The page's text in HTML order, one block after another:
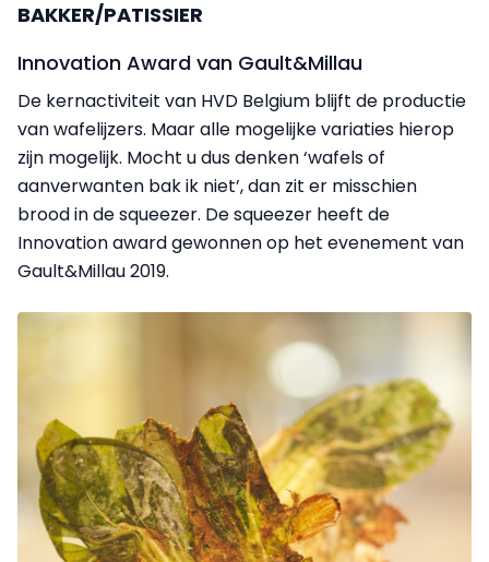
BAKKER/PATISSIER
Innovation Award van Gault&Millau
De kernactiviteit van HVD Belgium blijft de productie
van wafelijzers. Maar alle mogelijke variaties hierop
zijn mogelijk. Mocht u dus denken ‘wafels of
aanverwanten bak ik niet’, dan zit er misschien
brood in de squeezer. De squeezer heeft de
Innovation award gewonnen op het evenement van
Gault&Millau 2019.